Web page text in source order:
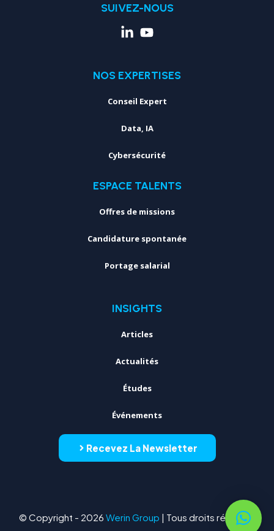
SUIVEZ-NOUS
NOS EXPERTISES
Conseil Expert
Data, IA
Cybersécurité
ESPACE TALENTS
Offres de missions
Candidature spontanée
Portage salarial
INSIGHTS
Articles
Actualités
Études
Événements
Recevez La Newsletter
© Copyright - 2026 Werin Group | Tous droits réservés